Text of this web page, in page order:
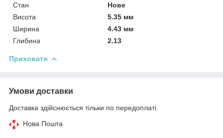
Стан
Нове
Висота
5.35 мм
Ширина
4.43 мм
Глибина
2.13
Приховати
Умови доставки
Доставка здійснюється тільки по передоплаті.
Нова Пошта